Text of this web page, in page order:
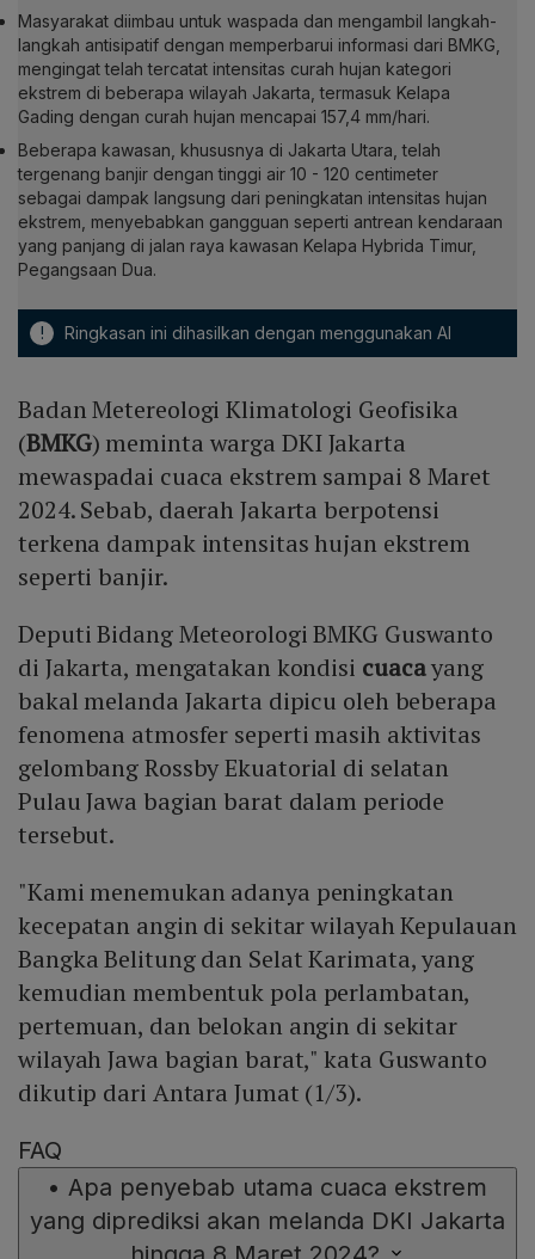
Masyarakat diimbau untuk waspada dan mengambil langkah-
langkah antisipatif dengan memperbarui informasi dari BMKG,
mengingat telah tercatat intensitas curah hujan kategori
ekstrem di beberapa wilayah Jakarta, termasuk Kelapa
Gading dengan curah hujan mencapai 157,4 mm/hari.
Beberapa kawasan, khususnya di Jakarta Utara, telah
tergenang banjir dengan tinggi air 10 - 120 centimeter
sebagai dampak langsung dari peningkatan intensitas hujan
ekstrem, menyebabkan gangguan seperti antrean kendaraan
yang panjang di jalan raya kawasan Kelapa Hybrida Timur,
Pegangsaan Dua.
! Ringkasan ini dihasilkan dengan menggunakan AI
Badan Metereologi Klimatologi Geofisika
(BMKG) meminta warga DKI Jakarta
mewaspadai cuaca ekstrem sampai 8 Maret
2024. Sebab, daerah Jakarta berpotensi
terkena dampak intensitas hujan ekstrem
seperti banjir.
Deputi Bidang Meteorologi BMKG Guswanto
di Jakarta, mengatakan kondisi cuacayang
bakal melanda Jakarta dipicu oleh beberapa
fenomena atmosfer seperti masih aktivitas
gelombang Rossby Ekuatorial di selatan
Pulau Jawa bagian barat dalam periode
tersebut.
"Kami menemukan adanya peningkatan
kecepatan angin di sekitar wilayah Kepulauan
Bangka Belitung dan Selat Karimata, yang
kemudian membentuk pola perlambatan,
pertemuan, dan belokan angin di sekitar
wilayah Jawa bagian barat," kata Guswanto
dikutip dari Antara Jumat (1/3).
FAQ
• Apa penyebab utama cuaca ekstrem
yang diprediksi akan melanda DKI Jakarta